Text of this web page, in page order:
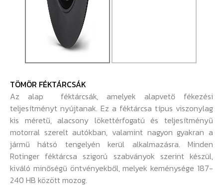
TÖMÖR FÉKTÁRCSÁK
Az alap féktárcsák, amelyek alapvető fékezési
teljesítményt nyújtanak. Ez a féktárcsa típus viszonylag
kis méretű, alacsony lökettérfogatú és teljesítményű
motorral szerelt autókban, valamint nagyon gyakran a
jármű hátsó tengelyén kerül alkalmazásra. Minden
Rotinger féktárcsa szigorú szabványok szerint készül,
kiváló minőségű öntvényekből, melyek keménysége 187-
240 HB között mozog.